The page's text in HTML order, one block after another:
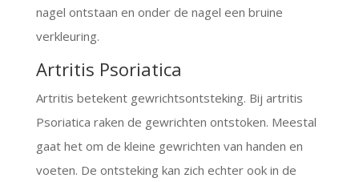
nagel ontstaan en onder de nagel een bruine
verkleuring.
Artritis Psoriatica
Artritis betekent gewrichtsontsteking. Bij artritis
Psoriatica raken de gewrichten ontstoken. Meestal
gaat het om de kleine gewrichten van handen en
voeten. De ontsteking kan zich echter ook in de